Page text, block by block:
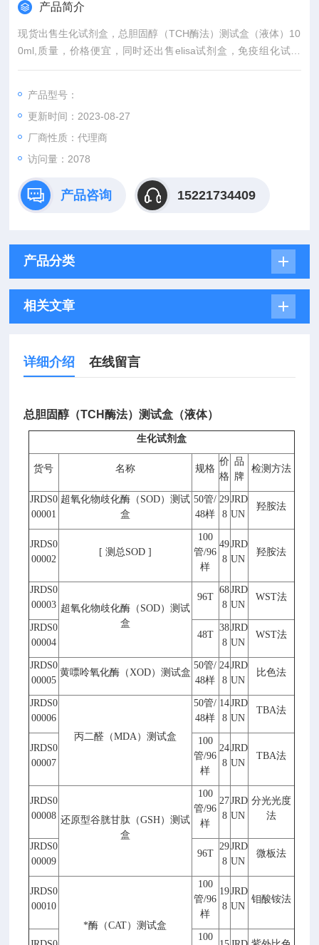
产品简介
现货出售生化试剂盒，总胆固醇（TCH酶法）测试盒（液体）10
0ml,质量，价格便宜，同时还出售elisa试剂盒，免疫组化试剂
盒，生化试剂盒，欢迎您放心选购！
产品型号：
更新时间：2023-08-27
厂商性质：代理商
访问量：2078
产品咨询 15221734409
产品分类
相关文章
详细介绍 在线留言
总胆固醇（TCH酶法）测试盒（液体）
生化试剂盒
货号 名称 规格
价
格
品
牌
检测方法
JRDS0
00001
超氧化物歧化酶（ SOD）测试
盒
50管/
48样
29
8
JRD
UN
羟胺法
JRDS0
00002
[ 测总SOD ]
100
管/96
样
49
8
JRD
UN
羟胺法
JRDS0
00003 超氧化物歧化酶（ SOD）测试
盒
96T
68
8
JRD
UN
WST法
JRDS0
00004
48T
38
8
JRD
UN
WST法
JRDS0
00005
黄嘌呤氧化酶（XOD）测试盒
50管/
48样
24
8
JRD
UN
比色法
JRDS0
00006
丙二醛（MDA）测试盒
50管/
48样
14
8
JRD
UN
TBA法
JRDS0
00007
100
管/96
样
24
8
JRD
UN
TBA法
JRDS0
00008 还原型谷胱甘肽（GSH）测试
盒
100
管/96
样
27
8
JRD
UN
分光光度
法
JRDS0
00009
96T
29
8
JRD
UN
微板法
JRDS0
00010
*酶（CAT）测试盒
100
管/96
样
19
8
JRD
UN
钼酸铵法
100